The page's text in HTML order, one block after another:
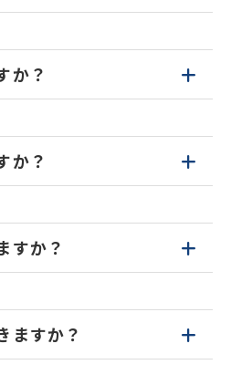
か？
か？
すか？
ますか？